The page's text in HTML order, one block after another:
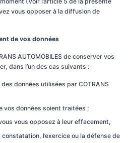
vous opposer à la diffusion de
de vos données
AUTOMOBILES de conserver vos
dans l’un des cas suivants :
données utilisées par COTRANS
vos données soient traitées ;
vous opposez à leur effacement,
l’exercice ou la défense de